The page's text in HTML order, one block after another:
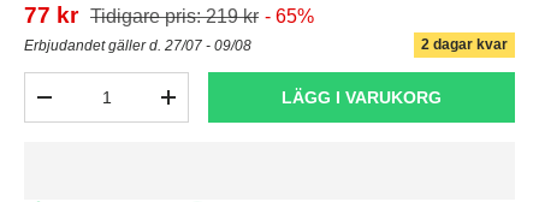
77 kr Tidigare pris: 219 kr - 65%
Erbjudandet gäller d. 27/07 - 09/08 2 dagar kvar
+ LÄGG I VARUKORG